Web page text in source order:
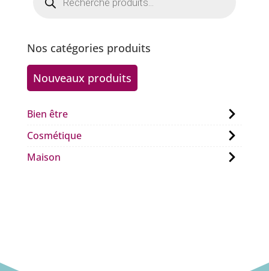
produits
Nos catégories produits
Nouveaux produits
Bien être
Cosmétique
Maison